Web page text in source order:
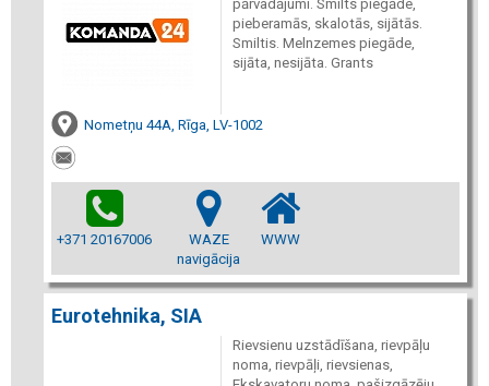
pārvadājumi. Smilts piegāde,
pieberamās, skalotās, sijātās.
Smiltis. Melnzemes piegāde,
sijāta, nesijāta. Grants
Nometņu 44A, Rīga, LV-1002
+371 20167006
WAZE
navigācija
WWW
Eurotehnika, SIA
Rievsienu uzstādīšana, rievpāļu
noma, rievpāļi, rievsienas,